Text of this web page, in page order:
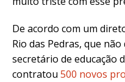
De acordo com um
Rio das Pedras, que
secretário de educação
contratou 500 novos